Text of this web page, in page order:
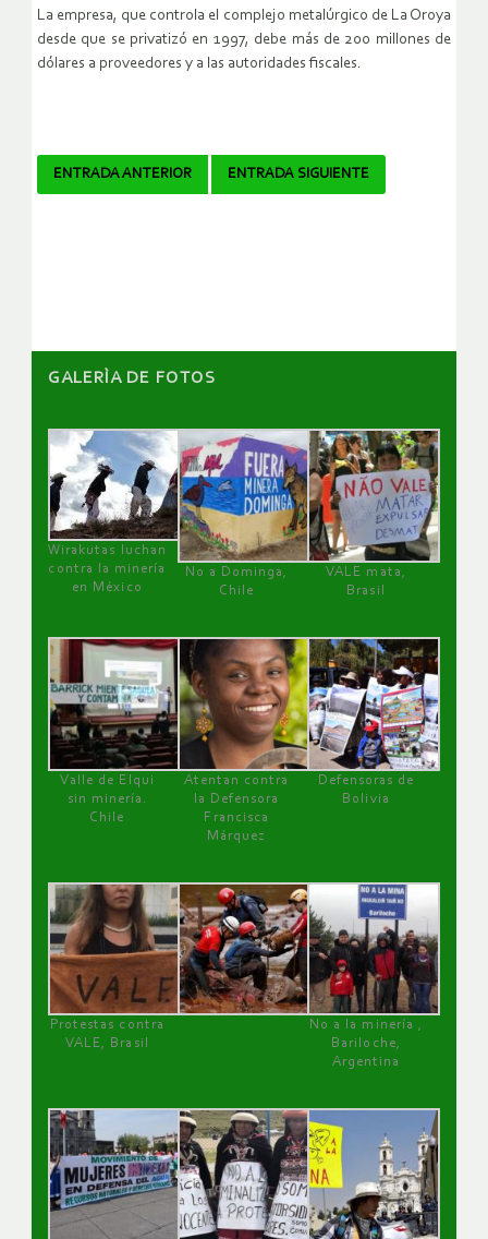
La empresa, que controla el complejo metalúrgico de La Oroya
desde que se privatizó en 1997, debe más de 200 millones de
dólares a proveedores y a las autoridades fiscales.
Navegador
ENTRADA ANTERIOR ENTRADA SIGUIENTE
GALERÌA DE FOTOS
Wirakutas luchan
contra la minería
en México
No a Dominga,
Chile
VALE mata,
Brasil
Valle de Elqui
sin minería.
Chile
Atentan contra
la Defensora
Francisca
Márquez
Defensoras de
Bolivia
Protestas contra
VALE, Brasil
No a la minería ,
Bariloche,
Argentina